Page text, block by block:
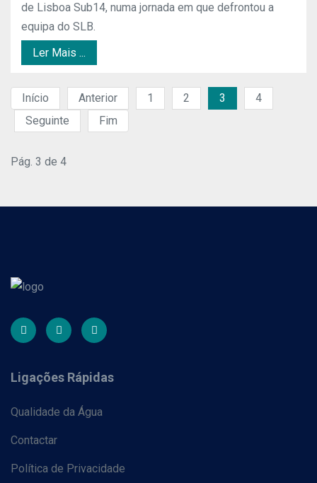
de Lisboa Sub14, numa jornada em que defrontou a
equipa do SLB.
Ler Mais ...
Início Anterior 1 2 3
4
Seguinte
Fim
Pág. 3 de 4
Ligações Rápidas
Qualidade da Água
Contactar
Política de Privacidade